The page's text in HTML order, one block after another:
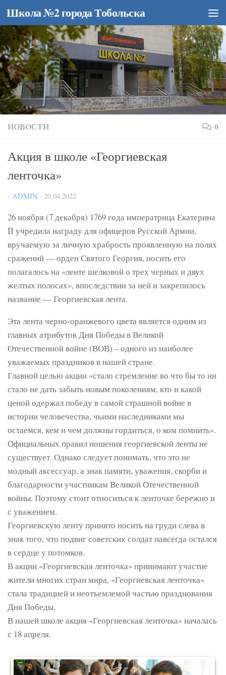
Перейти к содержимому
Школа №2 города Тобольска
НОВОСТИ 0
Акция в школе «Георгиевская
ленточка»
- ADMIN · 20.04.2022
26 ноября (7 декабря) 1769 года императрица Екатерина
II учредила награду для офицеров Русской Армии,
вручаемую за личную храбрость проявленную на полях
сражений — орден Святого Георгия, носить его
полагалось на «ленте шелковой о трех черных и двух
желтых полосах», впоследствии за ней и закрепилось
название — Георгиевская лента.
Эта лента черно-оранжевого цвета является одним из
главных атрибутов Дня Победы в Великой
Отечественной войне (ВОВ) – одного из наиболее
уважаемых праздников в нашей стране.
Главной целью акции «стало стремление во что бы то ни
стало не дать забыть новым поколениям, кто и какой
ценой одержал победу в самой страшной войне в
истории человечества, чьими наследниками мы
остаемся, кем и чем должны гордиться, о ком помнить».
Официальных правил ношения георгиевской ленты не
существует. Однако следует понимать, что это не
модный аксессуар, а знак памяти, уважения, скорби и
благодарности участникам Великой Отечественной
войны. Поэтому стоит относиться к ленточке бережно и
с уважением.
Георгиевскую ленту принято носить на груди слева в
знак того, что подвиг советских солдат навсегда остался
в сердце у потомков.
В акции «Георгиевская ленточка» принимают участие
жители многих стран мира, «Георгиевская ленточка»
стала традицией и неотъемлемой частью празднования
Дня Победы.
В нашей школе акция «Георгиевская ленточка» началась
с 18 апреля.